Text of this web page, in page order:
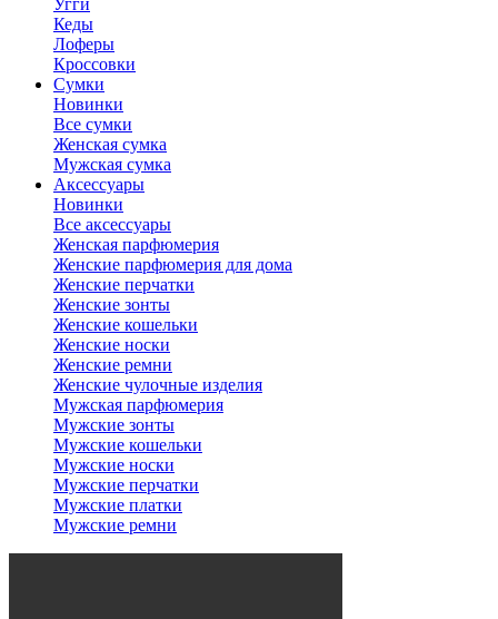
Угги
Кеды
Лоферы
Кроссовки
Сумки
Новинки
Все сумки
Женская сумка
Мужская сумка
Аксессуары
Новинки
Все аксессуары
Женская парфюмерия
Женские парфюмерия для дома
Женские перчатки
Женские зонты
Женские кошельки
Женские носки
Женские ремни
Женские чулочные изделия
Мужская парфюмерия
Мужские зонты
Мужские кошельки
Мужские носки
Мужские перчатки
Мужские платки
Мужские ремни